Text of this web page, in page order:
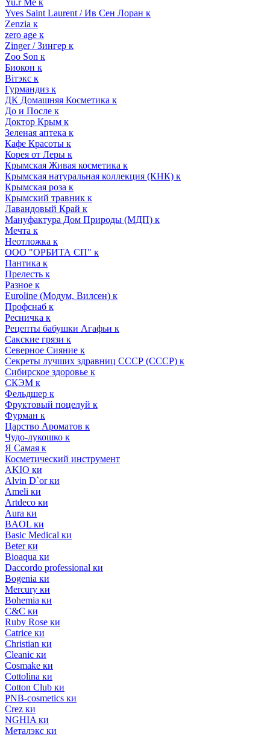
Yu.r Me к
Yves Saint Laurent / Ив Сен Лоран к
Zenzia к
zero age к
Zinger / Зингер к
Zoo Son к
Биокон к
Вiтэкс к
Гурмандиз к
ДК Домашняя Косметика к
До и После к
Доктор Крым к
Зеленая аптека к
Кафе Красоты к
Корея от Леры к
Крымская Живая косметика к
Крымская натуральная коллекция (КНК) к
Крымская роза к
Крымский травник к
Лавандовый Край к
Мануфактура Дом Природы (МДП) к
Мечта к
Неотложка к
ООО "ОРБИТА СП" к
Пантика к
Прелесть к
Разное к
Euroline (Модум, Вилсен) к
Профснаб к
Ресничка к
Рецепты бабушки Агафьи к
Сакские грязи к
Северное Сияние к
Секреты лучших здравниц СССР (СССР) к
Сибирское здоровье к
СКЭМ к
Фельдшер к
Фруктовый поцелуй к
Фурман к
Царство Ароматов к
Чудо-лукошко к
Я Самая к
Косметический инструмент
AKIO ки
Alvin D`or ки
Ameli ки
Artdeco ки
Aura ки
BAOL ки
Basic Medical ки
Beter ки
Bioaqua ки
Daccordo professional ки
Bogenia ки
Mercury ки
Bohemia ки
C&C ки
Ruby Rose ки
Catrice ки
Christian ки
Cleanic ки
Cosmake ки
Cottolina ки
Cotton Club ки
PNB-cosmetics ки
Crez ки
NGHIA ки
Металэкс ки